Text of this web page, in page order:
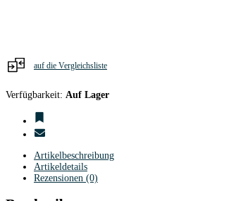
auf die Vergleichsliste
Verfügbarkeit: Auf Lager
Artikelbeschreibung
Artikeldetails
Rezensionen (0)